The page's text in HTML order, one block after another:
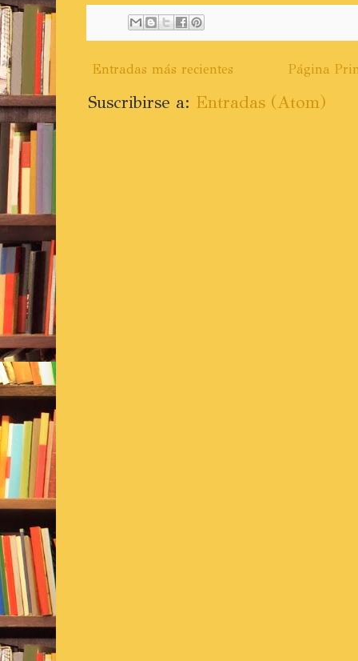
Entradas más recientes Página
Suscribirse a: Entradas (Atom)